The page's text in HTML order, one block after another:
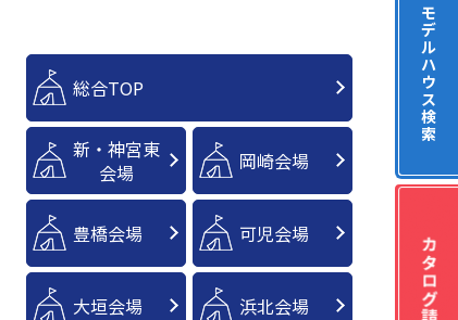
総合TOP
新・神宮東
会場
岡崎会場
豊橋会場 可児会場
大垣会場 浜北会場
モ
デ
ル
ハ
ウ
ス
検
索